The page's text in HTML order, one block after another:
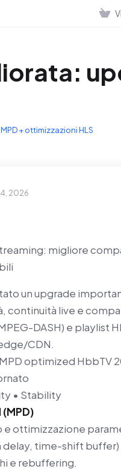
+ ottimizzazioni HLS
2026
migliore
un upgrade
continuità live e
DASH) e playlist
CDN.
MPD optimized HbbTV
• Stability
(MPD)
e ottimizzazione
time-shift
e rebuffering.